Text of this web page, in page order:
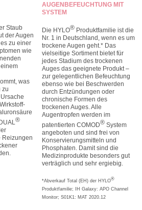
Staub
der Augen
zu einer
wie
was
zu
®
Reizungen
AUGENBEFEUCHTUNG MIT
SYSTEM
Die HYLO®Produktfamilie ist die
Nr. 1 in Deutschland, wenn es um
trockene Augen geht.* Das
vielseitige Sortiment bietet für
jedes Stadium des trockenen
Auges das geeignete Produkt –
zur gelegentlichen Befeuchtung
ebenso wie bei Beschwerden
durch Entzündungen oder
chronische Formen des
trockenen Auges. Alle
Augentropfen werden im
patentierten COMOD®System
angeboten und sind frei von
Konservierungsmitteln und
Phosphaten. Damit sind die
Medizinprodukte besonders gut
verträglich und sehr ergiebig.
*Abverkauf Total (EH) der HYLO®
Produktfamilie; IH Galaxy: APO Channel
Monitor; S01K1: MAT 2020.12